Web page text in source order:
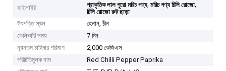
হাইলাইট প্রাকৃতিক লাল পুরো মরিচ পণ্য,মরিচ পণ্য চিলি রোজো,
চিলি রোজো রুট ছাড়া
উৎপত্তি স্থল
হেনান, চীন
ডেলিভারি সময়
7 দিন
ন্যূনতম চাহিদার পরিমাণ
2,000 কেজিএস
পরিচিতিমুলক নাম
Red Chilli Pepper Paprika